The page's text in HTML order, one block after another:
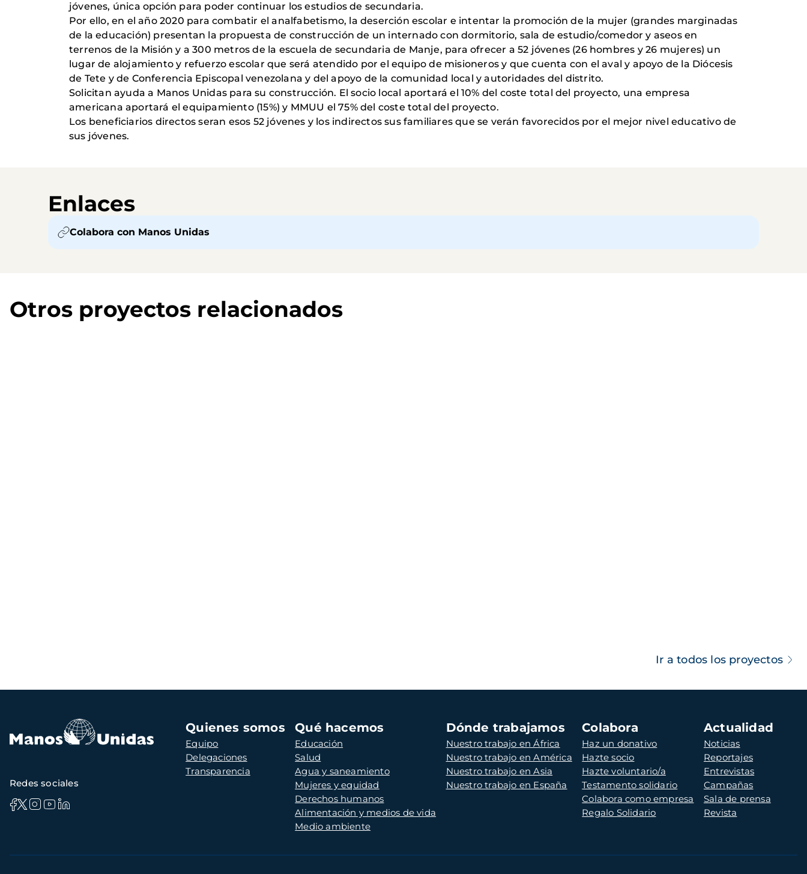
jóvenes, única opción para poder continuar los estudios de secundaria.
Por ello, en el año 2020 para combatir el analfabetismo, la deserción escolar e intentar la promoción de la mujer (grandes marginadas
de la educación) presentan la propuesta de construcción de un internado con dormitorio, sala de estudio/comedor y aseos en
terrenos de la Misión y a 300 metros de la escuela de secundaria de Manje, para ofrecer a 52 jóvenes (26 hombres y 26 mujeres) un
lugar de alojamiento y refuerzo escolar que será atendido por el equipo de misioneros y que cuenta con el aval y apoyo de la Diócesis
de Tete y de Conferencia Episcopal venezolana y del apoyo de la comunidad local y autoridades del distrito.
Solicitan ayuda a Manos Unidas para su construcción. El socio local aportará el 10% del coste total del proyecto, una empresa
americana aportará el equipamiento (15%) y MMUU el 75% del coste total del proyecto.
Los beneficiarios directos seran esos 52 jóvenes y los indirectos sus familiares que se verán favorecidos por el mejor nivel educativo de
sus jóvenes.
Enlaces
Colabora con Manos Unidas
Otros proyectos relacionados
Ir a todos los proyectos
Navegación
principal
Quienes somos
Equipo
Delegaciones
Transparencia
Qué hacemos
Educación
Salud
Agua y saneamiento
Mujeres y equidad
Derechos humanos
Alimentación y medios de vida
Medio ambiente
Dónde trabajamos
Nuestro trabajo en África
Nuestro trabajo en América
Nuestro trabajo en Asia
Nuestro trabajo en España
Colabora
Haz un donativo
Hazte socio
Hazte voluntario/a
Testamento solidario
Colabora como empresa
Regalo Solidario
Actualidad
Noticias
Reportajes
Entrevistas
Campañas
Sala de prensa
Revista
Redes sociales